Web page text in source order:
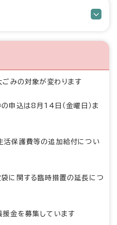
みの対象が変わります
申込は8月14日（金曜日）ま
活保護費等の追加給付につい
袋に関する臨時措置の延長につ
金を募集しています